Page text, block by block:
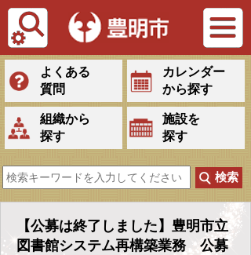
Tiếng Việt
よくある
質問
カレンダー
から探す
組織から
探す
施設を
探す
【公募は終了しました】豊明市立
図書館システム再構築業務 公募